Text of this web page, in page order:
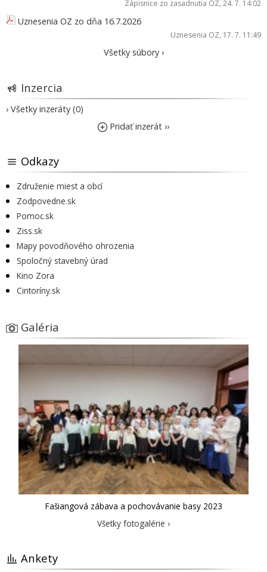
Zápisnice zo zasadnutia OZ, 24. 7. 14:02
Uznesenia OZ zo dňa 16.7.2026
Uznesenia OZ, 17. 7. 11:49
Všetky súbory ›
Inzercia
› Všetky inzeráty (0)
Pridať inzerát ››
Odkazy
Združenie miest a obcí
Zodpovedne.sk
Pomoc.sk
Ziss.sk
Mapy povodňového ohrozenia
Spoločný stavebný úrad
Kino Zora
Cintoríny.sk
Galéria
Fašiangová zábava a pochovávanie basy 2023
Všetky fotogalérie ›
Ankety